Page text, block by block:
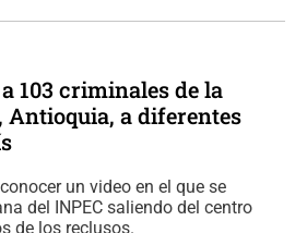
103 criminales de la
Antioquia, a diferentes
un video en el que se
del INPEC saliendo del centro
de los reclusos.